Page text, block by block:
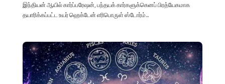
இந்தியன் ஆயில் கார்ப்பரேஷன், பந்தயக் கார்களுக்கெனப் பிரத்யேகமாக
தயாரிக்கப்பட்ட உயர் ஹெக்டேன் எரிபொருள் ஸ்டோர்ம்...